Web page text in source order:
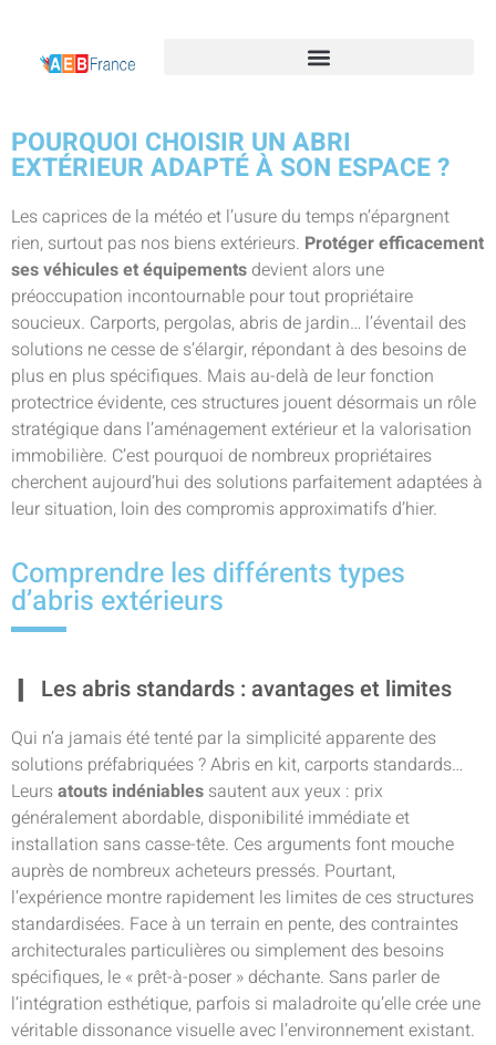
POURQUOI CHOISIR UN ABRI
EXTÉRIEUR ADAPTÉ À SON ESPACE ?
Les caprices de la météo et l’usure du temps n’épargnent
rien, surtout pas nos biens extérieurs. Protéger efficacement
ses véhicules et équipements devient alors une
préoccupation incontournable pour tout propriétaire
soucieux. Carports, pergolas, abris de jardin… l’éventail des
solutions ne cesse de s’élargir, répondant à des besoins de
plus en plus spécifiques. Mais au-delà de leur fonction
protectrice évidente, ces structures jouent désormais un rôle
stratégique dans l’aménagement extérieur et la valorisation
immobilière. C’est pourquoi de nombreux propriétaires
cherchent aujourd’hui des solutions parfaitement adaptées à
leur situation, loin des compromis approximatifs d’hier.
Comprendre les différents types
d’abris extérieurs
Les abris standards : avantages et limites
Qui n’a jamais été tenté par la simplicité apparente des
solutions préfabriquées ? Abris en kit, carports standards…
Leursatouts indéniables sautent aux yeux : prix
généralement abordable, disponibilité immédiate et
installation sans casse-tête. Ces arguments font mouche
auprès de nombreux acheteurs pressés. Pourtant,
l’expérience montre rapidement les limites de ces structures
standardisées. Face à un terrain en pente, des contraintes
architecturales particulières ou simplement des besoins
spécifiques, le « prêt-à-poser » déchante. Sans parler de
l’intégration esthétique, parfois si maladroite qu’elle crée une
véritable dissonance visuelle avec l’environnement existant.